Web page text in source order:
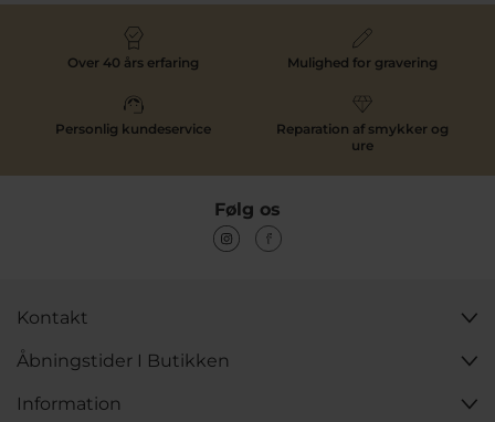
Over 40 års erfaring Mulighed for gravering
Personlig kundeservice
Reparation af smykker og
ure
Følg os
Kontakt
Åbningstider I Butikken
Information